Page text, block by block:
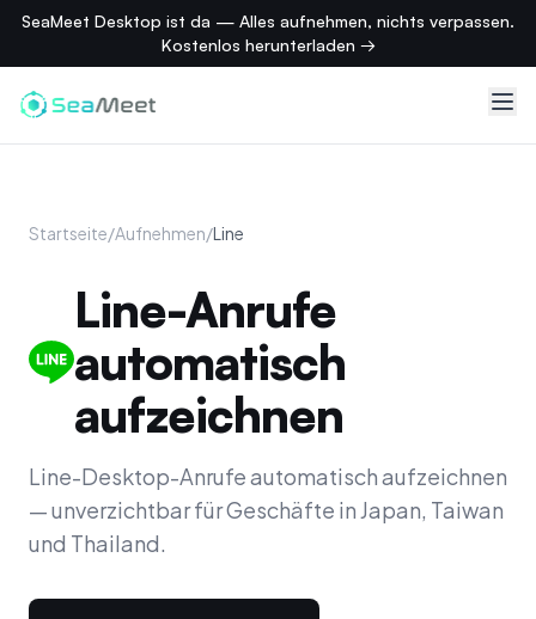
SeaMeet Desktop ist da — Alles aufnehmen, nichts verpassen.
Kostenlos herunterladen →
Startseite/Aufnehmen/Line
Line-Anrufe
automatisch
aufzeichnen
Line-Desktop-Anrufe automatisch aufzeichnen
— unverzichtbar für Geschäfte in Japan, Taiwan
und Thailand.